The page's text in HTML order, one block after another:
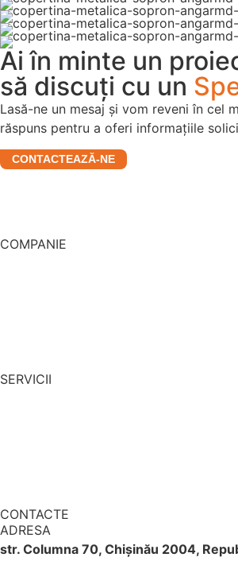
Ai în minte un
să discuți cu un
Lasă-ne un mesaj și vom reveni în cel
răspuns pentru a oferi informațiile
CONTACTEAZĂ-NE
COMPANIE
SERVICII
CONTACTE
ADRESA
str. Columna 70, Chișinău 2004,